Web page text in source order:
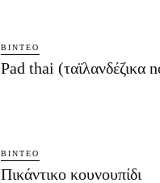
ΒΊΝΤΕΟ
Pad thai (ταϊλανδέζικα
ΒΊΝΤΕΟ
Πικάντικο κουνουπίδι